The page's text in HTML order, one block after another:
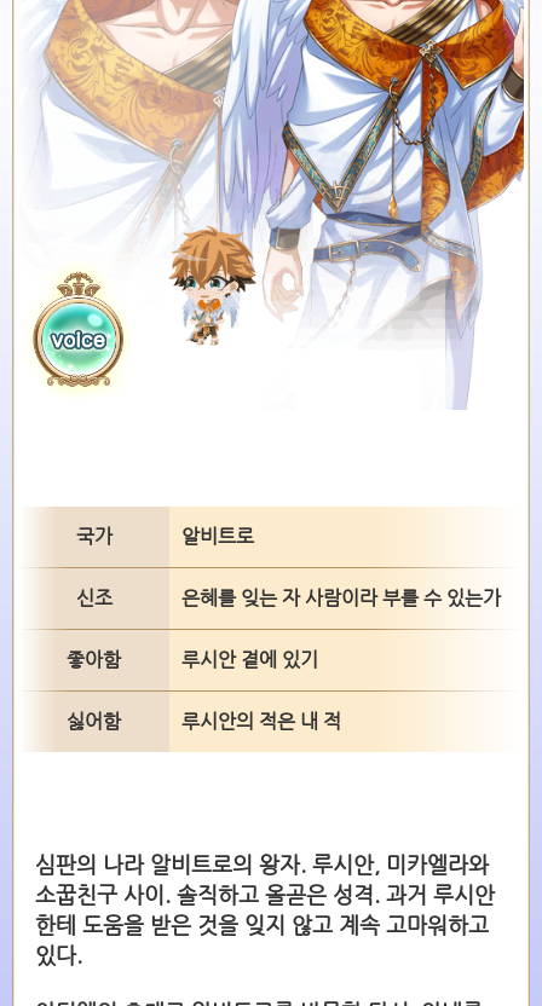
국가 알비트로
신조 은혜를 잊는 자 사람이라 부를 수 있는가
좋아함 루시안 곁에 있기
싫어함 루시안의 적은 내 적
심판의 나라 알비트로의 왕자. 루시안, 미카엘라와
소꿉친구 사이. 솔직하고 올곧은 성격. 과거 루시안
한테 도움을 받은 것을 잊지 않고 계속 고마워하고
있다.